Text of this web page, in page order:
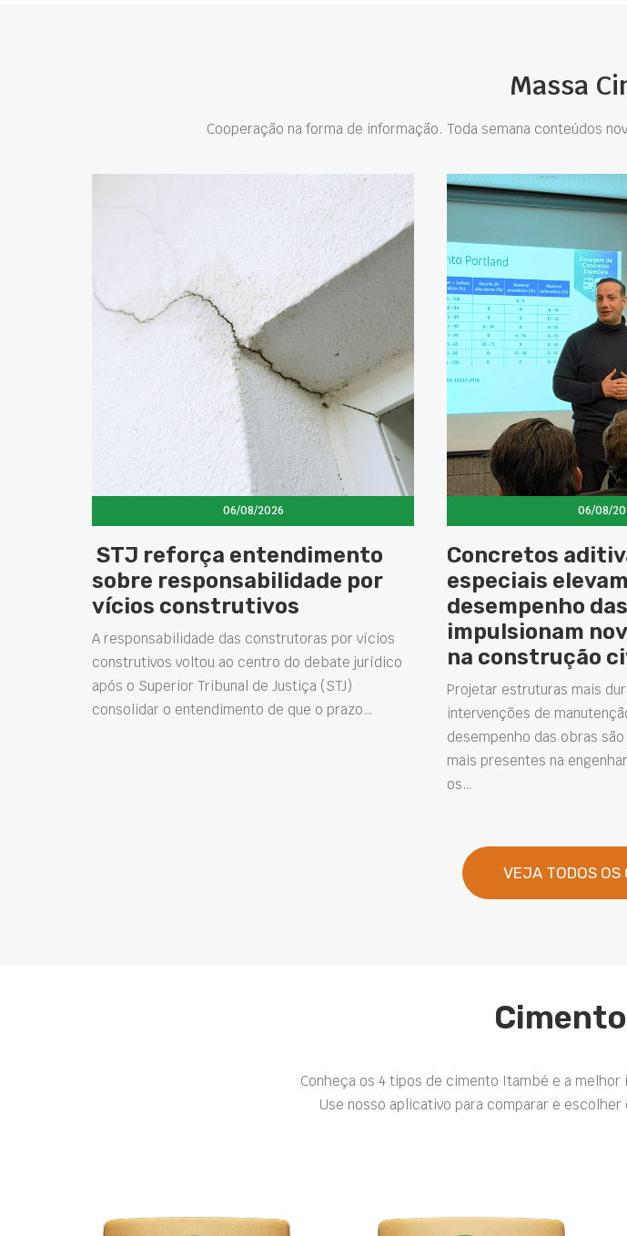
Massa
Cooperação na forma de informação. Toda semana conteúdos
06/08/2026
STJ reforça entendimento
sobre responsabilidade por
vícios construtivos
A responsabilidade das construtoras por vícios
construtivos voltou ao centro do debate jurídico
após o Superior Tribunal de Justiça (STJ)
consolidar o entendimento de que o prazo…
06/08/
Concretos
especiais elevam
desempenho
impulsionam
na construção
Projetar estruturas mais
intervenções de
desempenho das obras
mais presentes na
os…
VEJA TODOS OS
Conheça os 4 tipos de cimento Itambé e a
Use nosso aplicativo para comparar e